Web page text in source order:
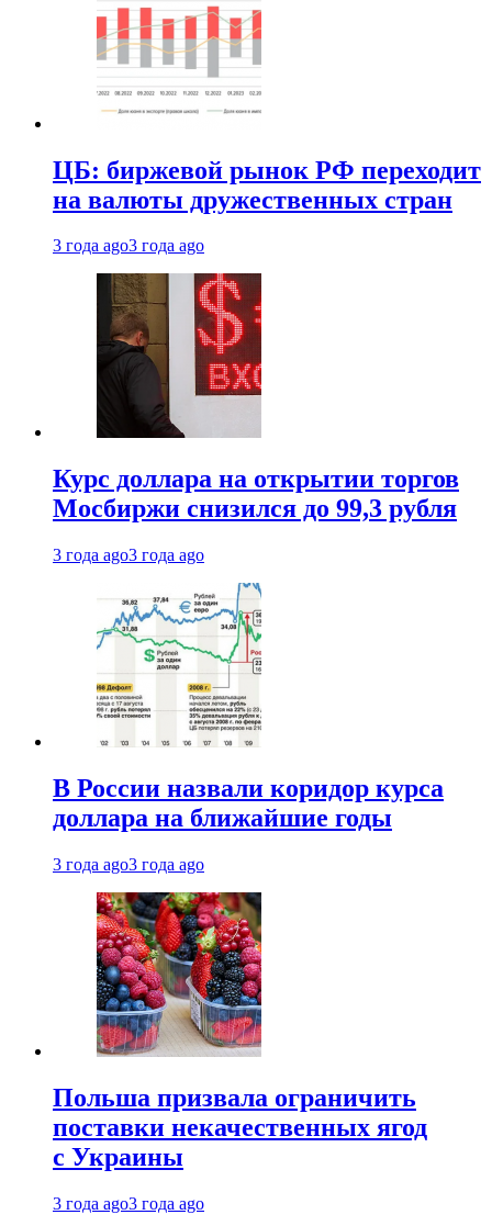
ЦБ: биржевой рынок РФ переходит
на валюты дружественных стран
3 года ago3 года ago
Курс доллара на открытии торгов
Мосбиржи снизился до 99,3 рубля
3 года ago3 года ago
В России назвали коридор курса
доллара на ближайшие годы
3 года ago3 года ago
Польша призвала ограничить
поставки некачественных ягод
с Украины
3 года ago3 года ago